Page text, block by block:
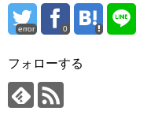
error 0
フォローする